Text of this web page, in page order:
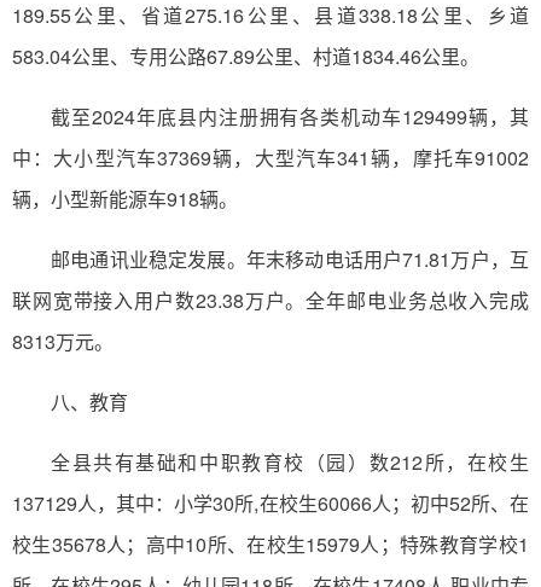
189.55公里、省道275.16公里、县道338.18公里、乡道
583.04公里、专用公路67.89公里、村道1834.46公里。
截至2024年底县内注册拥有各类机动车129499辆，其
中：大小型汽车37369辆，大型汽车341辆，摩托车91002
辆，小型新能源车918辆。
邮电通讯业稳定发展。年末移动电话用户71.81万户，互
联网宽带接入用户数23.38万户。全年邮电业务总收入完成
8313万元。
八、教育
全县共有基础和中职教育校（园）数212所，在校生
137129人，其中：小学30所,在校生60066人；初中52所、在
校生35678人；高中10所、在校生15979人；特殊教育学校1